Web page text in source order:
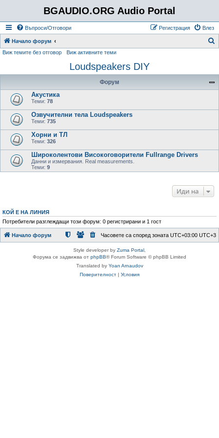
BGAUDIO.ORG Audio Portal
Въпроси/Отговори Влез
Регистрация
Начало форум
с
е
Виж темите без отговор Виж активните теми
Loudspeakers DIY
Форум
Акустика
Теми: 78
Озвучителни тела Loudspeakers
Теми: 735
Хорни и ТЛ
Теми: 326
Широколентови Високоговорители Fullrange Drivers
Данни и измервания. Real measurements.
Теми: 9
Иди на
КОЙ Е НА ЛИНИЯ
Потребители разглеждащи този форум: 0 регистрирани и 1 гост
Начало форум Часовете са според зоната UTC+03:00 UTC+3
Style developer by Zuma Portal
Форума се задвижва от phpBB® Forum Software © phpBB Limited
Translated by Yoan Arnaudov
Поверителност | Условия